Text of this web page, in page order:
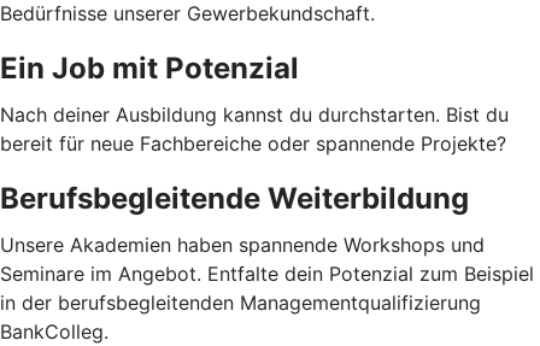
Bedürfnisse unserer Gewerbekundschaft.
Ein Job mit Potenzial
Nach deiner Ausbildung kannst du durchstarten. Bist du
bereit für neue Fachbereiche oder spannende Projekte?
Berufsbegleitende Weiterbildung
Unsere Akademien haben spannende Workshops und
Seminare im Angebot. Entfalte dein Potenzial zum Beispiel
in der berufsbegleitenden Managementqualifizierung
BankColleg.